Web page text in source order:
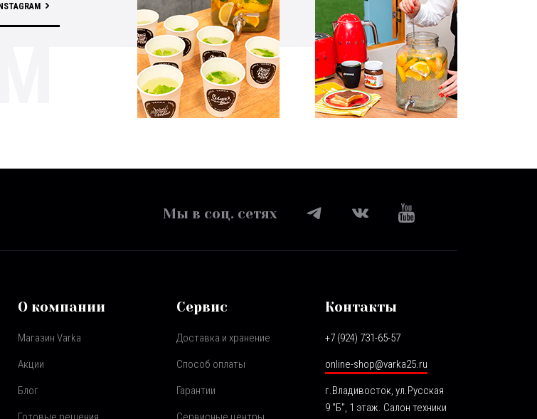
Мы в соц. сетях
О компании
Магазин Varka
Акции
Блог
Сервис
Доставка и хранение
Способ оплаты
Гарантии
Контакты
+7 (924) 731-65-57
online-shop@varka25.ru
г.Владивосток, ул.Русская
9 "Б", 1 этаж. Салон техники